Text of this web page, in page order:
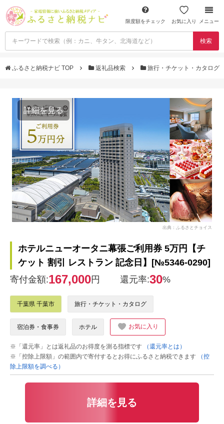
限度額をチェック お気に入り メニュー
検索
ふるさと納税ナビ TOP 返礼品検索 旅行・チケット・カタログ
詳細を見る
出典：ふるさとチョイス
ホテルニューオータニ幕張ご利用券 5万円【チ
ケット 割引 レストラン 記念日】[№5346-0290]
寄付金額:167,000円 還元率:30%
千葉県 千葉市 旅行・チケット・カタログ
宿泊券・食事券 ホテル お気に入り
※「還元率」とは返礼品のお得度を測る指標です
（還元率とは）
※「控除上限額」の範囲内で寄付するとお得にふるさと納税できます
（控
除上限額を調べる）
詳細を見る